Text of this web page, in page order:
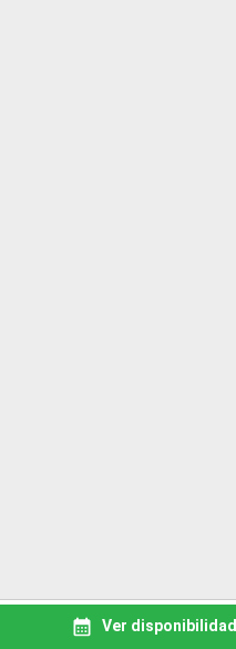
Ver disponibilidad